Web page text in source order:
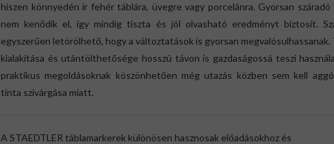
hiszen könnyedén ír fehér táblára, üvegre vagy porcelánra. Gyorsan
nem kenődik el, így mindig tiszta és jól olvasható eredményt biztosít.
egyszerűen letörölhető, hogy a változtatások is gyorsan megvalósulhassanak.
kialakítása és utántölthetősége hosszú távon is gazdaságossá teszi
praktikus megoldásoknak köszönhetően még utazás közben sem kell
tinta szivárgása miatt.
A STAEDTLER táblamarkerek különösen hasznosak előadásokhoz és